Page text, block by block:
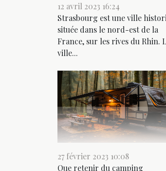
12 avril 2023 16:24
Strasbourg est une ville
située dans le nord-est de la
France, sur les rives du Rhin.
ville...
27 février 2023 10:08
Que retenir du camping